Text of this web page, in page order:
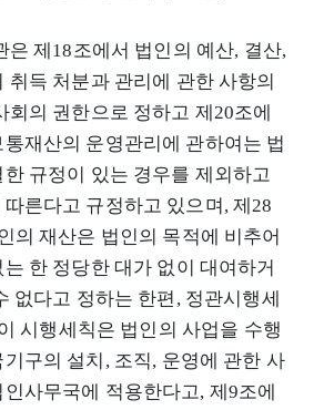
제18조에서 법인의 예산, 결산,
취득 처분과 관리에 관한 사항의
회의 권한으로 정하고 제20조에
재산의 운영관리에 관하여는 법
규정이 있는 경우를 제외하고
른다고 규정하고 있으며, 제28
의 재산은 법인의 목적에 비추어
한 정당한 대가 없이 대여하거
없다고 정하는 한편, 정관시행세
시행세칙은 법인의 사업을 수행
구의 설치, 조직, 운영에 관한 사
사무국에 적용한다고, 제9조에